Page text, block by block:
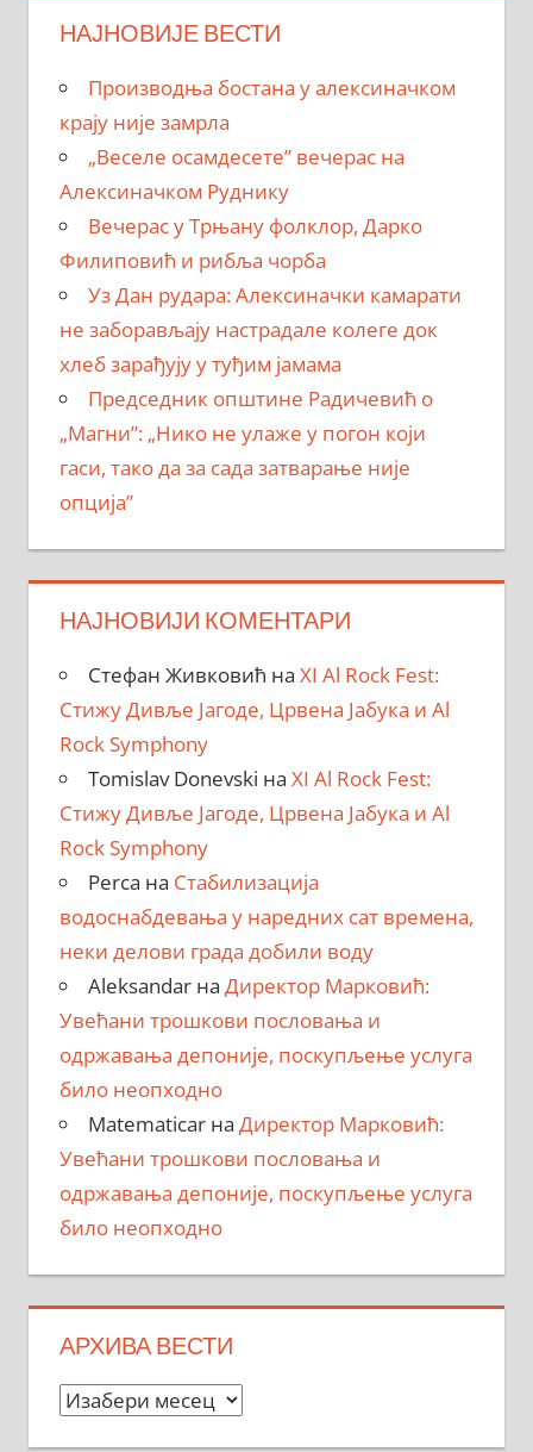
НАЈНОВИЈЕ ВЕСТИ
Производња бостана у алексиначком
крају није замрла
„Веселе осамдесете” вечерас на
Алексиначком Руднику
Вечерас у Трњану фолклор, Дарко
Филиповић и рибља чорба
Уз Дан рудара: Алексиначки камарати
не заборављају настрадале колеге док
хлеб зарађују у туђим јамама
Председник општине Радичевић о
„Магни”: „Нико не улаже у погон који
гаси, тако да за сада затварање није
опција”
НАЈНОВИЈИ КОМЕНТАРИ
Стефан Живковић на XI Al Rock Fest:
Стижу Дивље Јагоде, Црвена Јабука и Al
Rock Symphony
Tomislav Donevski на XI Al Rock Fest:
Стижу Дивље Јагоде, Црвена Јабука и Al
Rock Symphony
Perca на Стабилизација
водоснабдевања у наредних сат времена,
неки делови града добили воду
Aleksandarна Директор Марковић:
Увећани трошкови пословања и
одржавања депоније, поскупљење услуга
било неопходно
Matematicarна Директор Марковић:
Увећани трошкови пословања и
одржавања депоније, поскупљење услуга
било неопходно
АРХИВА ВЕСТИ
Архива